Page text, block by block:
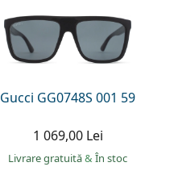
Gucci GG0748S 001 59
1 069,00 Lei
Livrare gratuită& În stoc